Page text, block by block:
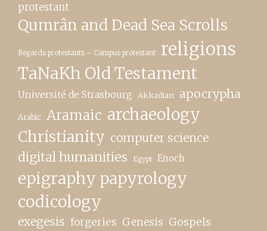
protestant
Qumrân and Dead Sea Scrolls
Regards protestants – Campus protestant religions
TaNaKh Old Testament
Université de Strasbourg Akkadian apocrypha
Arabic Aramaic archaeology
Christianity computer science
digital humanities Egypt Enoch
epigraphy papyrology
codicology
exegesis forgeries Genesis Gospels